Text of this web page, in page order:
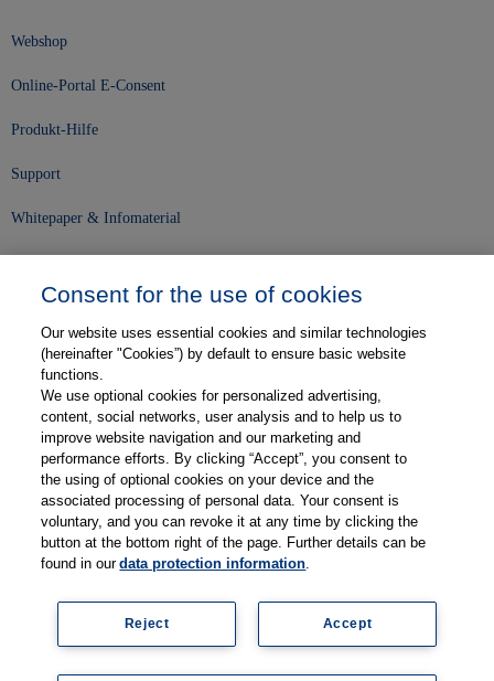
Webshop
Online-Portal E-Consent
Produkt-Hilfe
Support
Whitepaper & Infomaterial
Karriere
Kontakt
Web-Semniare
Anwenderberichte
Partner
Impressum Datenschutz Kontakt AGB
Consent for the use of cookies
Our website uses essential cookies and similar technologies
(hereinafter "Cookies”) by default to ensure basic website
functions.
We use optional cookies for personalized advertising,
content, social networks, user analysis and to help us to
improve website navigation and our marketing and
performance efforts. By clicking “Accept”, you consent to
the using of optional cookies on your device and the
associated processing of personal data. Your consent is
voluntary, and you can revoke it at any time by clicking the
button at the bottom right of the page. Further details can be
found in ourdata protection information.
Accept
Reject